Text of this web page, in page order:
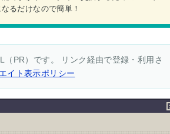
るだけなので簡単！
PR）です。 リンク経由で登録・利用さ
イト表示ポリシー